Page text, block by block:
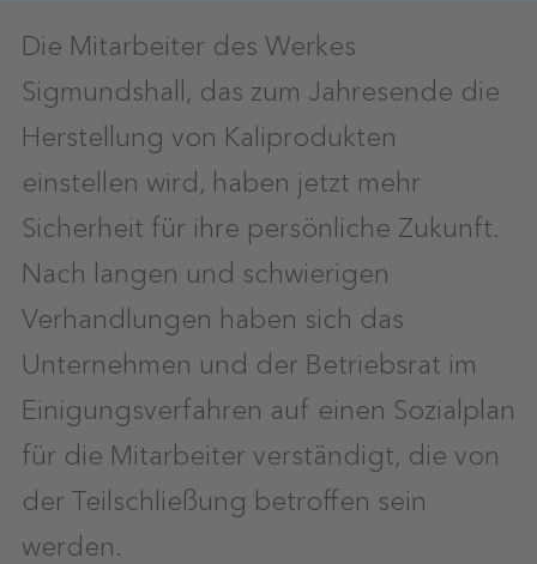
Die Mitarbeiter des Werkes
Sigmundshall, das zum Jahresende die
Herstellung von Kaliprodukten
einstellen wird, haben jetzt mehr
Sicherheit für ihre persönliche Zukunft.
Nach langen und schwierigen
Verhandlungen haben sich das
Unternehmen und der Betriebsrat im
Einigungsverfahren auf einen Sozialplan
für die Mitarbeiter verständigt, die von
der Teilschließung betroffen sein
werden.